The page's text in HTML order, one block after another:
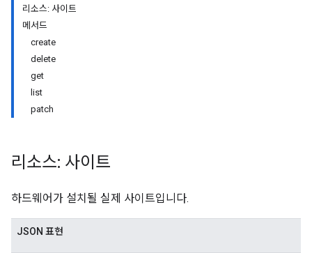
리소스: 사이트
메서드
create
delete
get
list
patch
리소스: 사이트
하드웨어가 설치될 실제 사이트입니다.
JSON 표현